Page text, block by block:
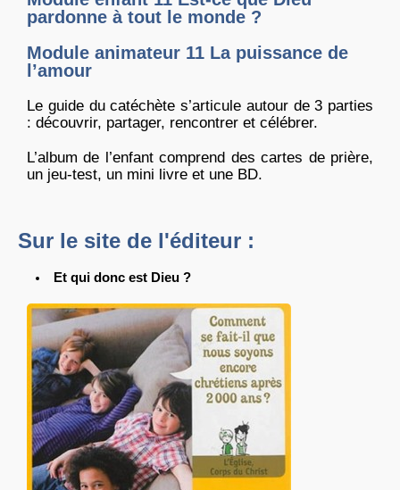
pardonne à tout le monde ?
Module animateur 11 La puissance de
l’amour
Le guide du catéchète s’articule autour de 3 parties
: découvrir, partager, rencontrer et célébrer.
L’album de l’enfant comprend des cartes de prière,
un jeu-test, un mini livre et une BD.
Sur le site de l'éditeur :
Et qui donc est Dieu ?